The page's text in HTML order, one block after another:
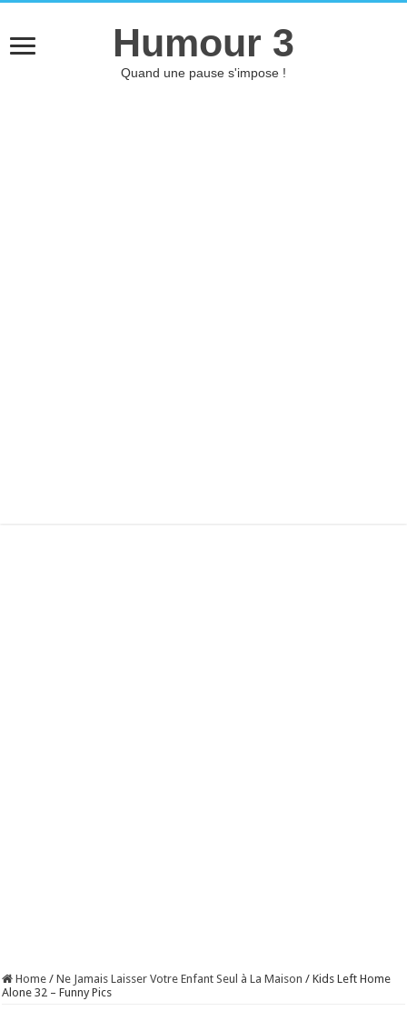
Humour 3
Quand une pause s'impose !
Home / Ne Jamais Laisser Votre Enfant Seul à La Maison / Kids Left Home
Alone 32 – Funny Pics